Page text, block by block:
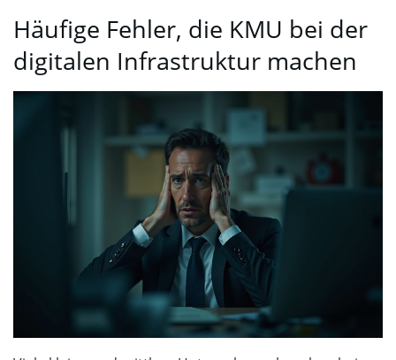
Häufige Fehler, die KMU bei der
digitalen Infrastruktur machen